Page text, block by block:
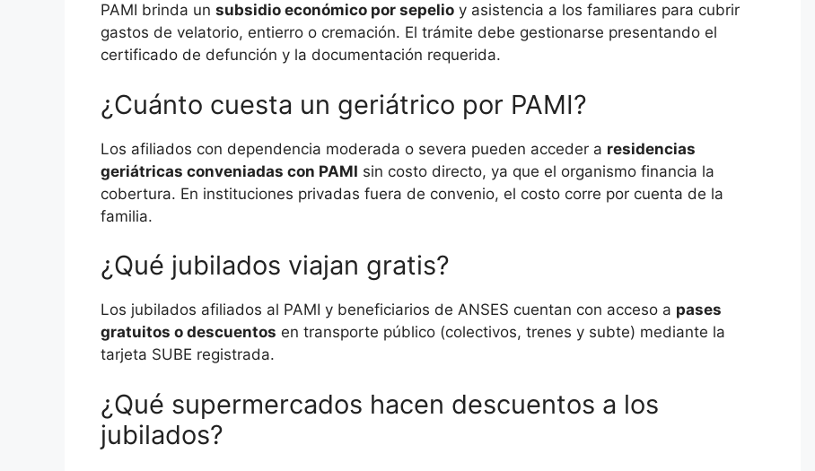
PAMI brinda un subsidio económico por sepelio y asistencia a los familiares para cubrir
gastos de velatorio, entierro o cremación. El trámite debe gestionarse presentando el
certificado de defunción y la documentación requerida.
¿Cuánto cuesta un geriátrico por PAMI?
Los afiliados con dependencia moderada o severa pueden acceder a residencias
geriátricas conveniadas con PAMI sin costo directo, ya que el organismo financia la
cobertura. En instituciones privadas fuera de convenio, el costo corre por cuenta de la
familia.
¿Qué jubilados viajan gratis?
Los jubilados afiliados al PAMI y beneficiarios de ANSES cuentan con acceso a pases
gratuitos o descuentos en transporte público (colectivos, trenes y subte) mediante la
tarjeta SUBE registrada.
¿Qué supermercados hacen descuentos a los
jubilados?